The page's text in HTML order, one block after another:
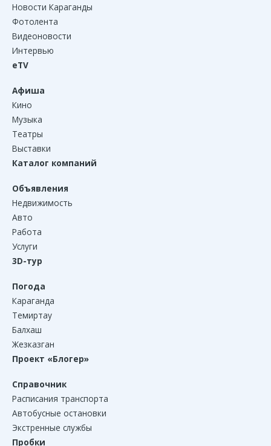
Новости Караганды
Фотолента
Видеоновости
Интервью
eTV
Афиша
Кино
Музыка
Театры
Выставки
Каталог компаний
Объявления
Недвижимость
Авто
Работа
Услуги
3D-тур
Погода
Караганда
Темиртау
Балхаш
Жезказган
Проект «Блогер»
Справочник
Расписания транспорта
Автобусные остановки
Экстренные службы
Пробки